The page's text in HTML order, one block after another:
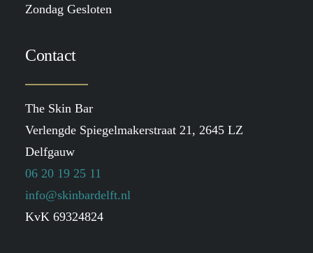
Zondag Gesloten
Contact
The Skin Bar
Verlengde Spiegelmakerstraat 21, 2645 LZ
Delfgauw
06 20 19 25 11
info@skinbardelft.nl
KvK 69324824